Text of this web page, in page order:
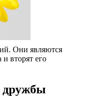
Они являются
вторят его
дружбы